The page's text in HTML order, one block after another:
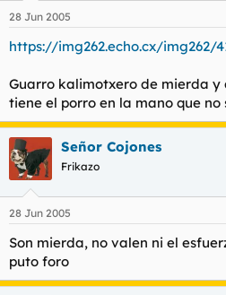
28 Jun 2005
https://img262.echo.cx/img262/
Guarro kalimotxero de mierda y
tiene el porro en la mano que no
Señor Cojones
Frikazo
28 Jun 2005
Son mierda, no valen ni el
puto foro